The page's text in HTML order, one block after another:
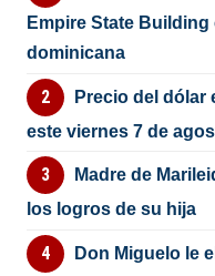
Empire State
dominicana
Precio del dólar
este viernes 7 de
Madre de
los logros de su hija
Don Miguelo le